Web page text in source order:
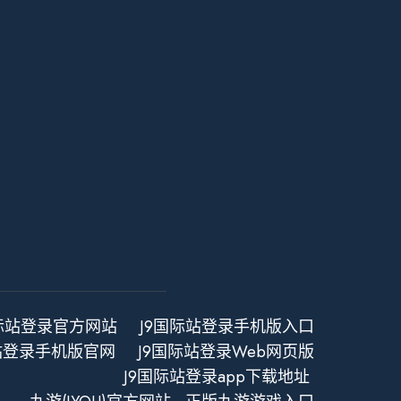
站登录官方网站
J9国际站登录手机版入口
录手机版官网
J9国际站登录Web网页版
J9国际站登录app下载地址